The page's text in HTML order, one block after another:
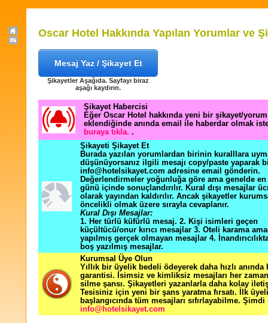
Oscar Hotel Hakkında Yapılan Yorumlar ve
Mesaj Yaz / Şikayet Et
Şikayetler Aşağıda. Sayfayı biraz
aşağı kaydırın.
Şikayet Habercisi
Eğer Oscar Hotel hakkında yeni bir şikayet/yorum
eklendiğinde anında email ile haberdar olmak
buraya tıkla. .
Şikayeti Şikayet Et
Burada yazılan yorumlardan birinin kuralllara
düşünüyorsanız ilgili mesajı copy/paste yaparak
info@hotelsikayet.com adresine email gönderin.
Değerlendirmeler yoğunluğa göre ama genelde
günü içinde sonuçlandırılır. Kural dışı mesajlar
olarak yayından kaldırılır. Ancak şikayetler
öncelikli olmak üzere sırayla cevaplanır.
Kural Dışı Mesajlar:
1. Her türlü küfürlü mesaj. 2. Kişi isimleri geçen
küçültücü/onur kırıcı mesajlar 3. Oteli karama
yapılmış gerçek olmayan mesajlar 4.
boş yazılmış mesajlar.
Kurumsal Üye Olun
Yıllık bir üyelik bedeli ödeyerek daha hızlı
garantisi. İsimsiz ve kimliksiz mesajları her zaman
silme şansı. Şikayetleri yazanlarla daha kolay
Tesisiniz için yeni bir şans yaratma fırsatı. İlk
başlangıcında tüm mesajları sıfırlayabilme. Şimdi
info@hotelsikayet.com